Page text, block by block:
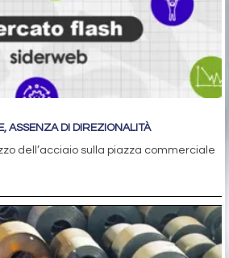
ASSENZA DI DIREZIONALITÀ
dell’acciaio sulla piazza commerciale